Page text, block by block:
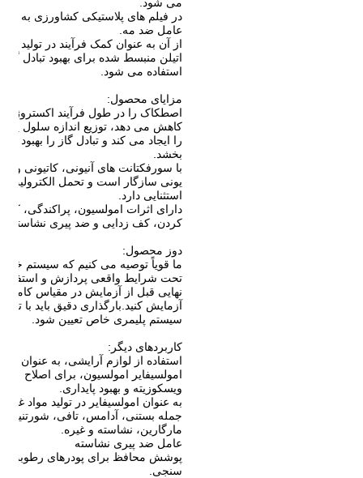
در فیلم های پلاستیکی کشاورزی به
عامل ضد مه.
از آن به عنوان کمک فرآیند در تولید پلی
اتیلن منبسط شده برای بهبود تبادل گاز
استفاده می شود.
مزایای محصول:
اصطکاک را در طول فرآیند اکستروژن
کاهش می دهد، توزیع اندازه سلول
را ایجاد می کند و تبادل گاز را بهبود می
بخشد.
با سورفکتانت های آنیونی، کاتیونی و
یونی سازگار است و تحمل الکترولیت
استثنایی دارد.
دارای اثرات امولسیون، پراکندگی، کف
کردن، کف زدایی و ضد پیری نشاسته
دوز محصول:
ما قویاً توصیه می کنیم که سیستم خود
تحت شرایط واقعی پردازش و استفاده
نهایی قبل از آزمایش در مقیاس کامل
آزمایش کنید.بارگذاری دقیق باید با
سیستم پلیمری خاص تعیین شود.
کاربردهای دیگر:
استفاده از لوازم آرایشی، به عنوان یک
امولسیفایر امولسیون، برای اصلاح
ویسکوزیته و بهبود پایداری.
به عنوان امولسیفایر در تولید مواد
جمله بستنی، آدامس، تافی، شورتنینگ،
مارگارین، نشاسته و غیره.
عامل ضد پیری نشاسته
پوشش محافظ برای پودرهای رطوبت
سنجی.